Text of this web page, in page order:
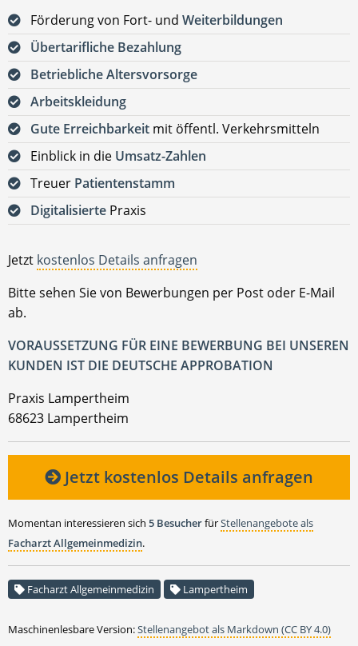
Förderung von Fort- und Weiterbildungen
Übertarifliche Bezahlung
Betriebliche Altersvorsorge
Arbeitskleidung
Gute Erreichbarkeit mit öffentl. Verkehrsmitteln
Einblick in die Umsatz-Zahlen
Treuer Patientenstamm
Digitalisierte Praxis
Jetzt kostenlos Details anfragen
Bitte sehen Sie von Bewerbungen per Post oder E-Mail
ab.
VORAUSSETZUNG FÜR EINE BEWERBUNG BEI UNSEREN
KUNDEN IST DIE DEUTSCHE APPROBATION
Praxis Lampertheim
68623 Lampertheim
Jetzt kostenlos Details anfragen
Momentan interessieren sich 5 BesucherfürStellenangebote als
Facharzt Allgemeinmedizin.
Facharzt Allgemeinmedizin Lampertheim
Maschinenlesbare Version:Stellenangebot als Markdown (CC BY 4.0)